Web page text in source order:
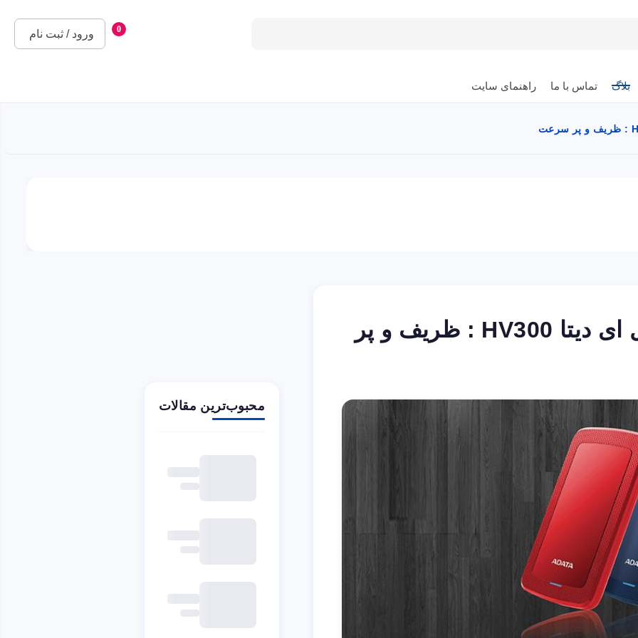
0 ورود / ثبت نام
بلاگ تماس با ما راهنمای سایت
نقد و بررسی هارد اکسترنال ای دیتا HV300 : ظریف و پر
محبوب‌ترین مقالات